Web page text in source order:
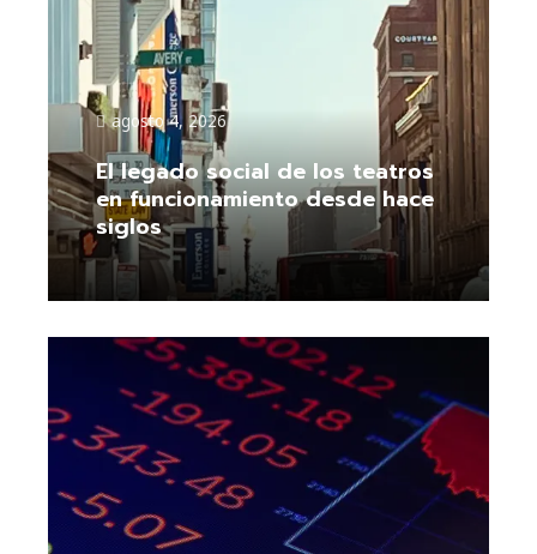
agosto 4, 2026
El legado social de los teatros
en funcionamiento desde hace
siglos
Leer más